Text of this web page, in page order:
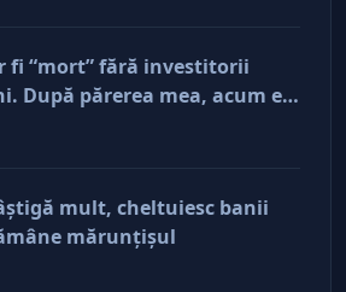
fi “mort” fără investitorii
După părerea mea, acum e
şi cine i-a făcut rău
mult, cheltuiesc banii
mărunţişul